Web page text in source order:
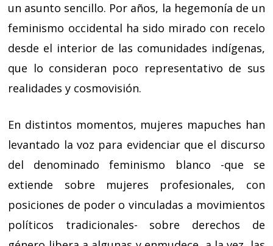
un asunto sencillo. Por años, la hegemonía de un
feminismo occidental ha sido mirado con recelo
desde el interior de las comunidades indígenas,
que lo consideran poco representativo de sus
realidades y cosmovisión.
En distintos momentos, mujeres mapuches han
levantado la voz para evidenciar que el discurso
del denominado feminismo blanco -que se
extiende sobre mujeres profesionales, con
posiciones de poder o vinculadas a movimientos
políticos tradicionales- sobre derechos de